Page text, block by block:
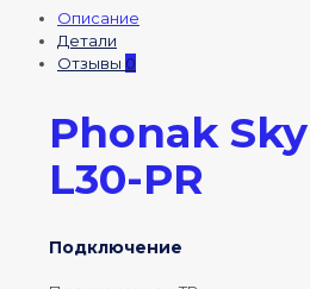
мощный
для
детей,
перезаряжаемый
Описание
Детали
Отзывы 0
Phonak Sky
L30-PR
Подключение